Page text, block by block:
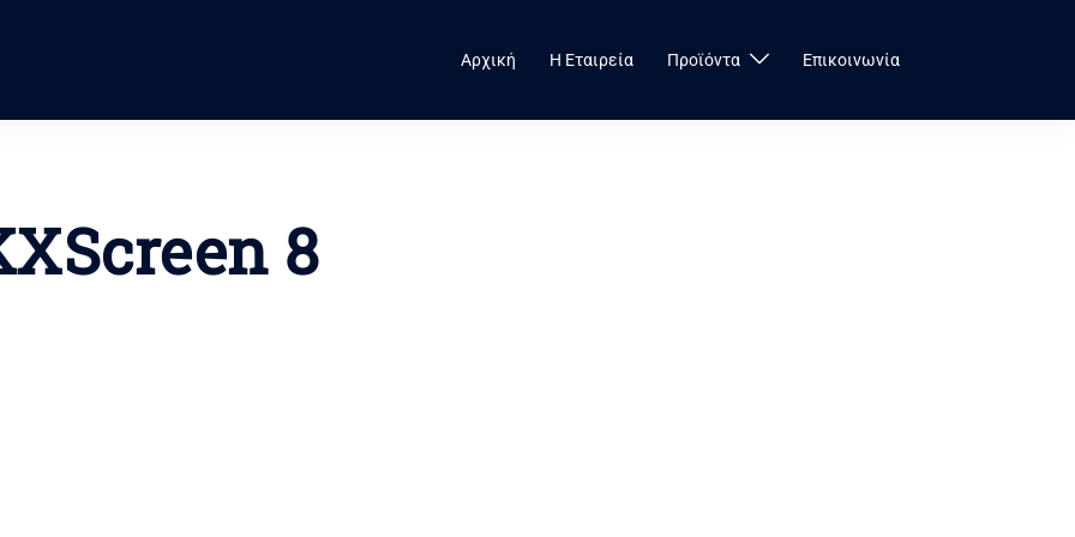
Αρχική Η Εταιρεία Προϊόντα Επικοινωνία
8